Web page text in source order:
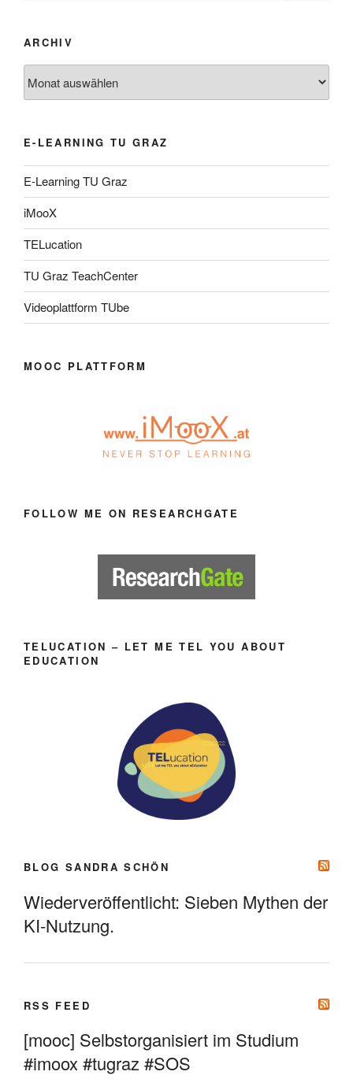
ARCHIV
E-LEARNING TU GRAZ
E-Learning TU Graz
iMooX
TELucation
TU Graz TeachCenter
Videoplattform TUbe
MOOC PLATTFORM
FOLLOW ME ON RESEARCHGATE
TELUCATION – LET ME TEL YOU ABOUT
EDUCATION
BLOG SANDRA SCHÖN
Wiederveröffentlicht: Sieben Mythen der
KI-Nutzung.
RSS FEED
[mooc] Selbstorganisiert im Studium
#imoox #tugraz #SOS